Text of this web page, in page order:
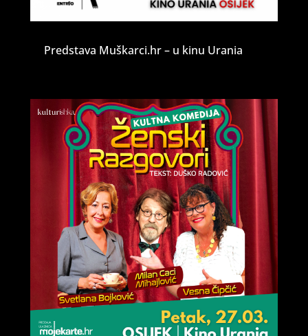
Predstava Muškarci.hr – u kinu Urania